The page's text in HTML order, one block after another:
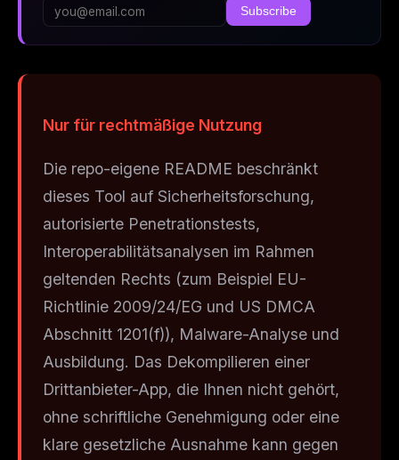
Subscribe
Nur für rechtmäßige Nutzung
Die repo-eigene README beschränkt
dieses Tool auf Sicherheitsforschung,
autorisierte Penetrationstests,
Interoperabilitätsanalysen im Rahmen
geltenden Rechts (zum Beispiel EU-
Richtlinie 2009/24/EG und US DMCA
Abschnitt 1201(f)), Malware-Analyse und
Ausbildung. Das Dekompilieren einer
Drittanbieter-App, die Ihnen nicht gehört,
ohne schriftliche Genehmigung oder eine
klare gesetzliche Ausnahme kann gegen